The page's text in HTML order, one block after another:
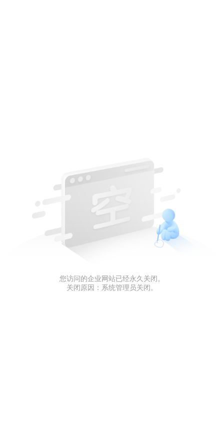
您访问的企业网站已经永久关闭。
关闭原因：系统管理员关闭。